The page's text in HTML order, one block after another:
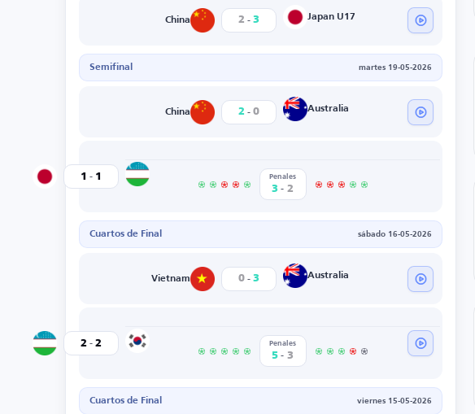
China 2 - 3 Japan U17
Semifinal martes 19-05-2026
China 2 - 0 Australia
Japan U17 1 - 1 Penales
3 - 2
Cuartos de Final sábado 16-05-2026
Vietnam 0 - 3 Australia
Uzbekistan U17
2 - 2 Penales
5 - 3
Cuartos de Final viernes 15-05-2026